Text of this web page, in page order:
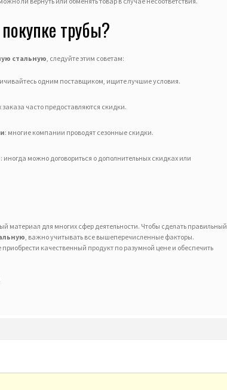
трубы?
стальную, следуйте этим советам:
одним поставщиком, ищите лучшие условия.
часто предоставляются скидки.
: многие компании проводят сезонные скидки.
: иногда можно договориться о дополнительных скидках или
материал для многих сфер деятельности. Чтобы сделать правильный
, важно учитывать все вышеперечисленные факторы.
качественный продукт по разумной цене и обеспечить